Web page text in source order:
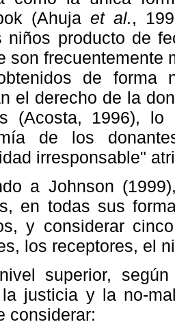
(Ahuja et al.,
niños producto de
son frecuentemente
de forma
el derecho de la
(Acosta, 1996),
de los
irresponsable"
a Johnson
en todas sus
y considerar
los receptores, el
superior,
justicia y la no-
considerar: